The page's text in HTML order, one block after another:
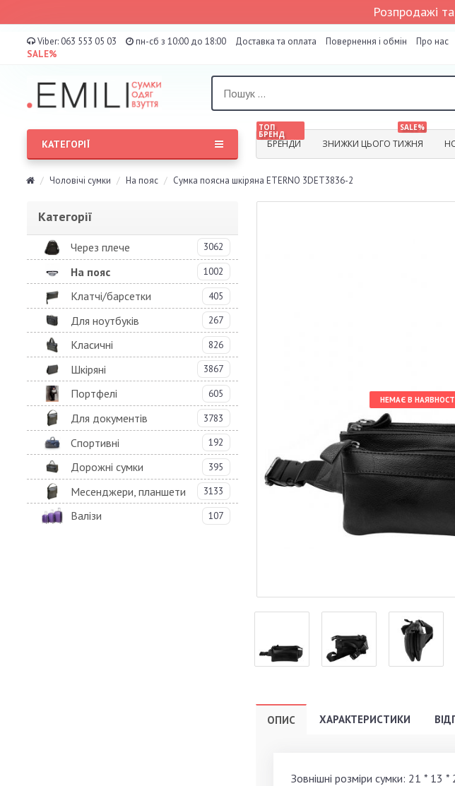
Розпродажі
Viber: 063 553 05 03 пн-сб з 10:00 до 18:00 Доставка та оплата Повернення і обмін
Про нас
SALE%
ТОП
БРЕНД
БРЕНДИ
SALE%
ЗНИЖКИ ЦЬОГО ТИЖНЯ
КАТЕГОРІЇ
Чоловічі сумки На пояс Сумка поясна шкіряна ETERNO 3DET3836-2
Категорії
Через плече 3062
На пояс 1002
Клатчі/барсетки 405
Для ноутбуків 267
Класичні 826
Шкіряні 3867
Портфелі 605
Для документів 3783
Спортивні 192
Дорожні сумки 395
Месенджери, планшети 3133
Валізи 107
НЕМАЄ В
ОПИС ХАРАКТЕРИСТИКИ
Зовнішні розміри сумки: 21 * 13 *